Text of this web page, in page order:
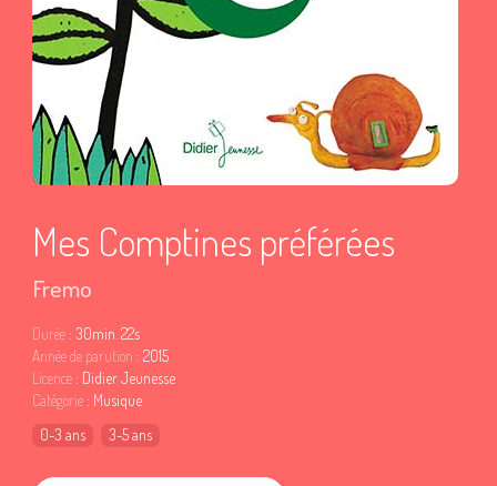
Mes Comptines préférées
Fremo
Durée : 30min. 22s
Année de parution : 2015
Licence : Didier Jeunesse
Catégorie : Musique
0-3 ans
3-5 ans